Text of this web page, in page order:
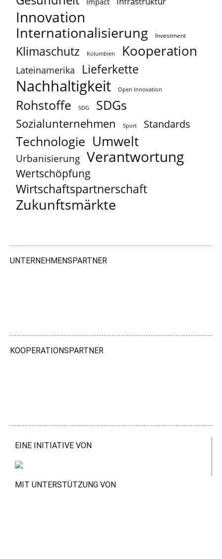
Innovation
Internationalisierung Investment
Klimaschutz Kolumbien Kooperation
Lateinamerika Lieferkette
Nachhaltigkeit Open Innovation
Rohstoffe SDG SDGs
Sozialunternehmen Sport Standards
Technologie Umwelt
Urbanisierung Verantwortung
Wertschöpfung
Wirtschaftspartnerschaft
Zukunftsmärkte
UNTERNEHMENSPARTNER
KOOPERATIONSPARTNER
EINE INITIATIVE VON
MIT UNTERSTÜTZUNG VON